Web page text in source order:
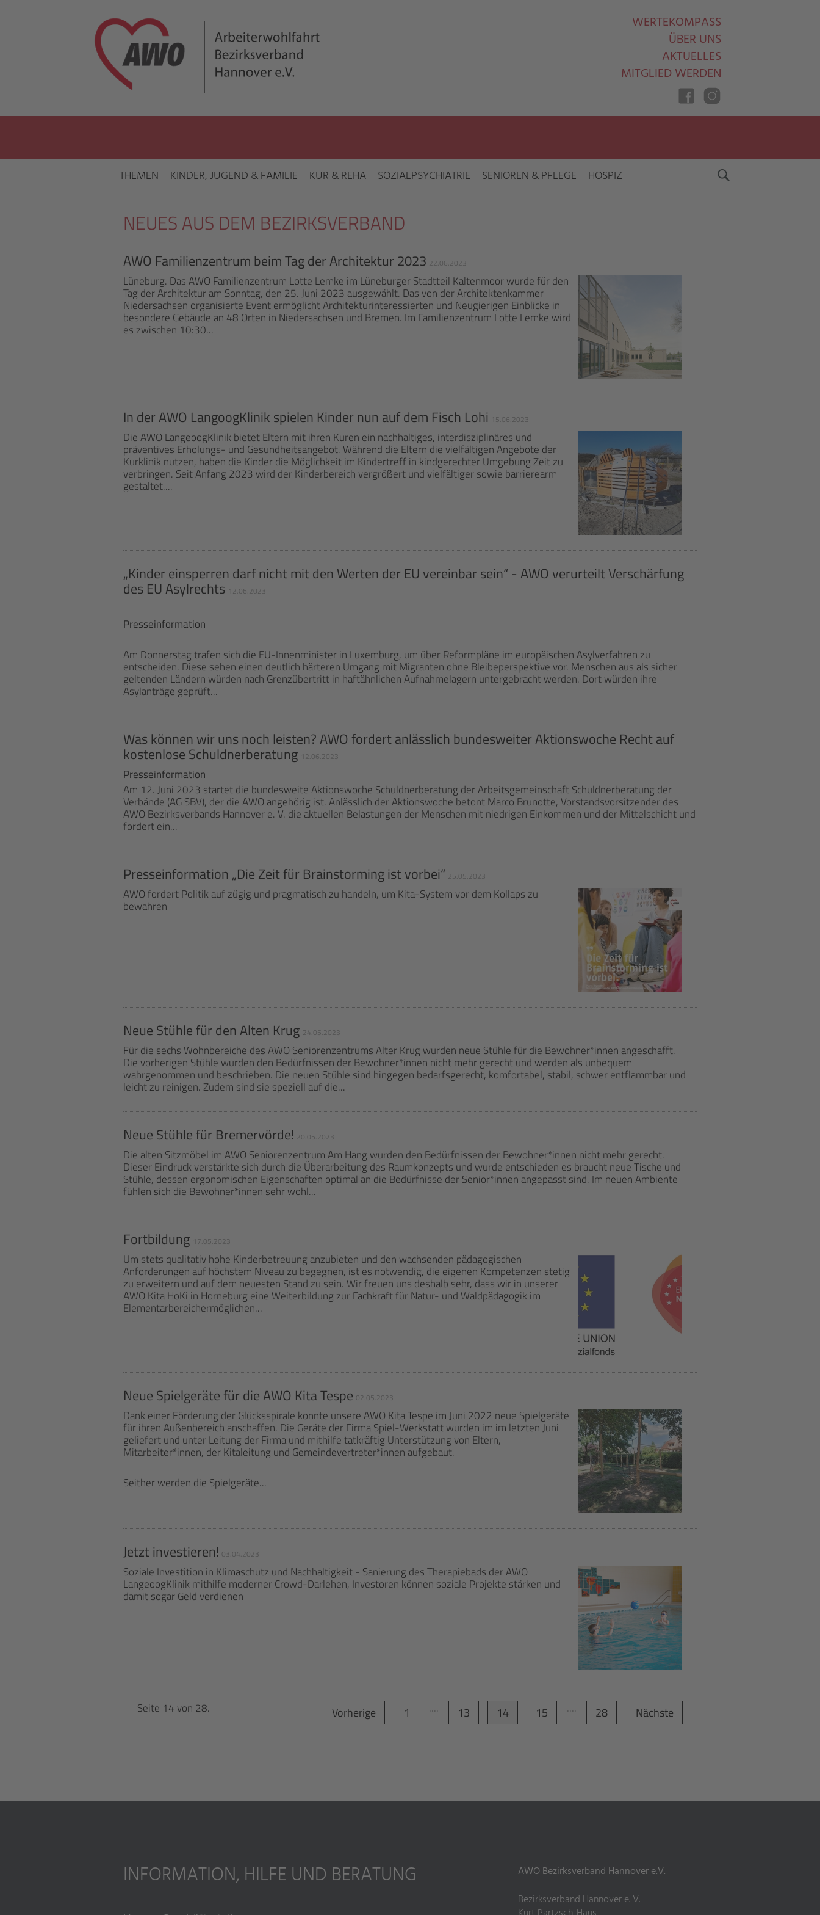
WERTEKOMPASS
ÜBER UNS
AKTUELLES
MITGLIED WERDEN
THEMEN KINDER, JUGEND & FAMILIE KUR & REHA SOZIALPSYCHIATRIE SENIOREN & PFLEGE HOSPIZ
NEUES AUS DEM BEZIRKSVERBAND
AWO Familienzentrum beim Tag der Architektur 2023 22.06.2023
Lüneburg. Das AWO Familienzentrum Lotte Lemke im Lüneburger Stadtteil Kaltenmoor wurde für den
Tag der Architektur am Sonntag, den 25. Juni 2023 ausgewählt. Das von der Architektenkammer
Niedersachsen organisierte Event ermöglicht Architekturinteressierten und Neugierigen Einblicke in
besondere Gebäude an 48 Orten in Niedersachsen und Bremen. Im Familienzentrum Lotte Lemke wird
es zwischen 10:30...
In der AWO LangoogKlinik spielen Kinder nun auf dem Fisch Lohi 15.06.2023
Die AWO LangeoogKlinik bietet Eltern mit ihren Kuren ein nachhaltiges, interdisziplinäres und
präventives Erholungs- und Gesundheitsangebot. Während die Eltern die vielfältigen Angebote der
Kurklinik nutzen, haben die Kinder die Möglichkeit im Kindertreff in kindgerechter Umgebung Zeit zu
verbringen. Seit Anfang 2023 wird der Kinderbereich vergrößert und vielfältiger sowie barrierearm
gestaltet....
„Kinder einsperren darf nicht mit den Werten der EU vereinbar sein“ - AWO verurteilt Verschärfung
des EU Asylrechts 12.06.2023
Presseinformation
Am Donnerstag trafen sich die EU-Innenminister in Luxemburg, um über Reformpläne im europäischen Asylverfahren zu
entscheiden. Diese sehen einen deutlich härteren Umgang mit Migranten ohne Bleibeperspektive vor. Menschen aus als sicher
geltenden Ländern würden nach Grenzübertritt in haftähnlichen Aufnahmelagern untergebracht werden. Dort würden ihre
Asylanträge geprüft...
Was können wir uns noch leisten? AWO fordert anlässlich bundesweiter Aktionswoche Recht auf
kostenlose Schuldnerberatung 12.06.2023
Presseinformation
Am 12. Juni 2023 startet die bundesweite Aktionswoche Schuldnerberatung der Arbeitsgemeinschaft Schuldnerberatung der
Verbände (AG SBV), der die AWO angehörig ist. Anlässlich der Aktionswoche betont Marco Brunotte, Vorstandsvorsitzender des
AWO Bezirksverbands Hannover e. V. die aktuellen Belastungen der Menschen mit niedrigen Einkommen und der Mittelschicht und
fordert ein...
Presseinformation „Die Zeit für Brainstorming ist vorbei“ 25.05.2023
AWO fordert Politik auf zügig und pragmatisch zu handeln, um Kita-System vor dem Kollaps zu
bewahren
Neue Stühle für den Alten Krug 24.05.2023
Für die sechs Wohnbereiche des AWO Seniorenzentrums Alter Krug wurden neue Stühle für die Bewohner*innen angeschafft.
Die vorherigen Stühle wurden den Bedürfnissen der Bewohner*innen nicht mehr gerecht und werden als unbequem
wahrgenommen und beschrieben. Die neuen Stühle sind hingegen bedarfsgerecht, komfortabel, stabil, schwer entflammbar und
leicht zu reinigen. Zudem sind sie speziell auf die...
Neue Stühle für Bremervörde! 20.05.2023
Die alten Sitzmöbel im AWO Seniorenzentrum Am Hang wurden den Bedürfnissen der Bewohner*innen nicht mehr gerecht.
Dieser Eindruck verstärkte sich durch die Überarbeitung des Raumkonzepts und wurde entschieden es braucht neue Tische und
Stühle, dessen ergonomischen Eigenschaften optimal an die Bedürfnisse der Senior*innen angepasst sind. Im neuen Ambiente
fühlen sich die Bewohner*innen sehr wohl...
Fortbildung 17.05.2023
Um stets qualitativ hohe Kinderbetreuung anzubieten und den wachsenden pädagogischen
Anforderungen auf höchstem Niveau zu begegnen, ist es notwendig, die eigenen Kompetenzen stetig
zu erweitern und auf dem neuesten Stand zu sein. Wir freuen uns deshalb sehr, dass wir in unserer
AWO Kita HoKi in Horneburg eine Weiterbildung zur Fachkraft für Natur- und Waldpädagogik im
Elementarbereichermöglichen...
Neue Spielgeräte für die AWO Kita Tespe 02.05.2023
Dank einer Förderung der Glücksspirale konnte unsere AWO Kita Tespe im Juni 2022 neue Spielgeräte
für ihren Außenbereich anschaffen. Die Geräte der Firma Spiel-Werkstatt wurden im im letzten Juni
geliefert und unter Leitung der Firma und mithilfe tatkräftig Unterstützung von Eltern,
Mitarbeiter*innen, der Kitaleitung und Gemeindevertreter*innen aufgebaut.
Seither werden die Spielgeräte...
Jetzt investieren! 03.04.2023
Soziale Investition in Klimaschutz und Nachhaltigkeit - Sanierung des Therapiebads der AWO
LangeoogKlinik mithilfe moderner Crowd-Darlehen, Investoren können soziale Projekte stärken und
damit sogar Geld verdienen
Seite 14 von 28. Vorherige 1 .... 13 14 15 .... 28 Nächste
INFORMATION, HILFE UND BERATUNG
AWO Bezirksverband Hannover e.V.
Bezirksverband Hannover e. V.